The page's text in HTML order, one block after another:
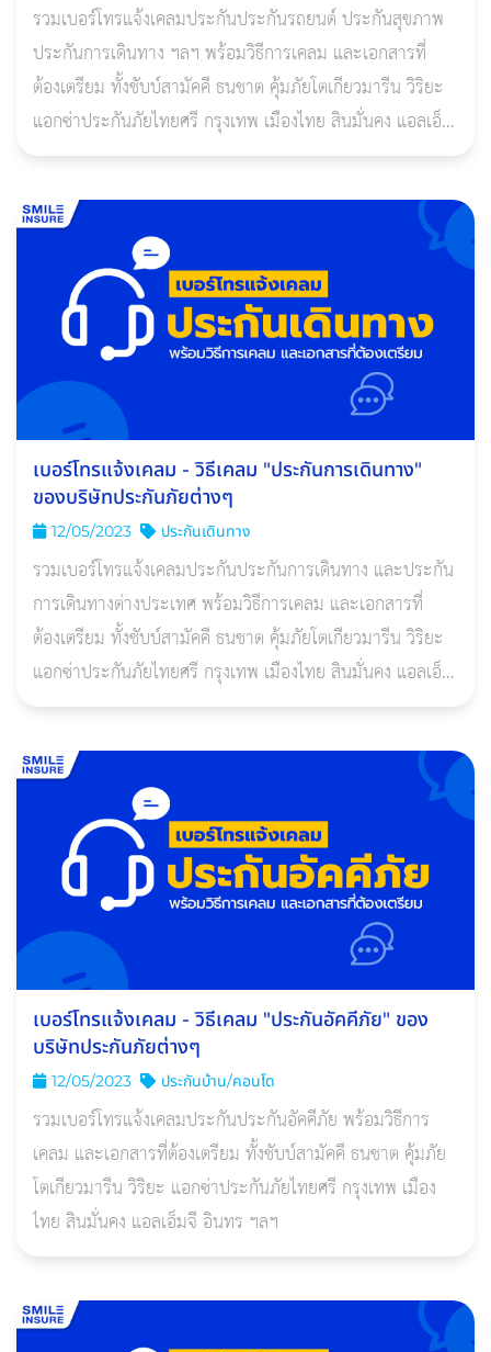
รวมเบอร์โทรแจ้งเคลมประกันประกันรถยนต์ ประกันสุขภาพ
ประกันการเดินทาง ฯลฯ พร้อมวิธีการเคลม และเอกสารที่
ต้องเตรียม ทั้งชับบ์สามัคคี ธนชาต คุ้มภัยโตเกียวมารีน วิริยะ
แอกซ่าประกันภัยไทยศรี กรุงเทพ เมืองไทย สินมั่นคง แอลเอ็ม
จี อินทร
เบอร์โทรแจ้งเคลม - วิธีเคลม "ประกันการเดินทาง"
ของบริษัทประกันภัยต่างๆ
12/05/2023 ประกันเดินทาง
รวมเบอร์โทรแจ้งเคลมประกันประกันการเดินทาง และประกัน
การเดินทางต่างประเทศ พร้อมวิธีการเคลม และเอกสารที่
ต้องเตรียม ทั้งชับบ์สามัคคี ธนชาต คุ้มภัยโตเกียวมารีน วิริยะ
แอกซ่าประกันภัยไทยศรี กรุงเทพ เมืองไทย สินมั่นคง แอลเอ็ม
จี อินทร ฯลฯ
เบอร์โทรแจ้งเคลม - วิธีเคลม "ประกันอัคคีภัย" ของ
บริษัทประกันภัยต่างๆ
12/05/2023 ประกันบ้าน/คอนโด
รวมเบอร์โทรแจ้งเคลมประกันประกันอัคคีภัย พร้อมวิธีการ
เคลม และเอกสารที่ต้องเตรียม ทั้งชับบ์สามัคคี ธนชาต คุ้มภัย
โตเกียวมารีน วิริยะ แอกซ่าประกันภัยไทยศรี กรุงเทพ เมือง
ไทย สินมั่นคง แอลเอ็มจี อินทร ฯลฯ